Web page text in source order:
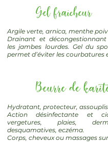
Gel fraîcheur
Argile verte, arnica, menthe
Drainant et
les jambes lourdes. Gel du
permet d’éviter les courbatures
Beurre de
Hydratant, protecteur,
Action désinfectante et
vergetures, plaies,
desquamatives, eczéma.
Corps, cheveux ou massages